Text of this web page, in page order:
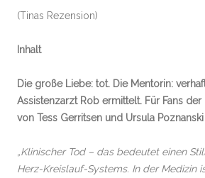
(Tinas Rezension)
Inhalt
Die große Liebe: tot. Die Mentorin:
Assistenzarzt Rob ermittelt. Für Fans
von Tess Gerritsen und Ursula Poznanski
„Klinischer Tod – das bedeutet einen
Herz-Kreislauf-Systems. In der Medizin